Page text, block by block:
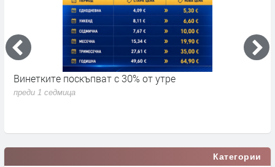
Винетките поскъпват с 30% от утре
преди 1 седмица
Категории